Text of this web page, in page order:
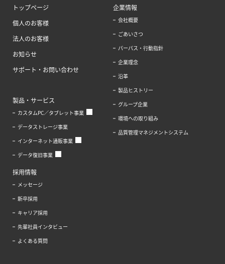
トップページ
個人のお客様
法人のお客様
お知らせ
サポート・お問い合わせ
製品・サービス
カスタムPC／タブレット事業
データストレージ事業
インターネット通販事業
データ復旧事業
企業情報
会社概要
ごあいさつ
パーパス・行動指針
企業理念
沿革
製品ヒストリー
グループ企業
環境への取り組み
品質管理マネジメントシステム
採用情報
メッセージ
新卒採用
キャリア採用
先輩社員インタビュー
よくある質問